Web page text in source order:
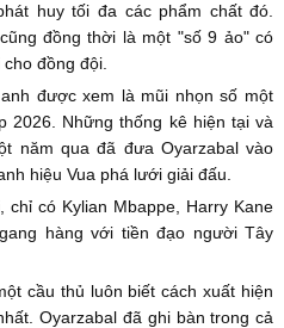
huy tối đa các phẩm chất đó.
đồng thời là một "số 9 ảo" có
đồng đội.
được xem là mũi nhọn số một
2026. Những thống kê hiện tại và
năm qua đã đưa Oyarzabal vào
hiệu Vua phá lưới giải đấu.
có Kylian Mbappe, Harry Kane
hàng với tiền đạo người Tây
cầu thủ luôn biết cách xuất hiện
Oyarzabal đã ghi bàn trong cả